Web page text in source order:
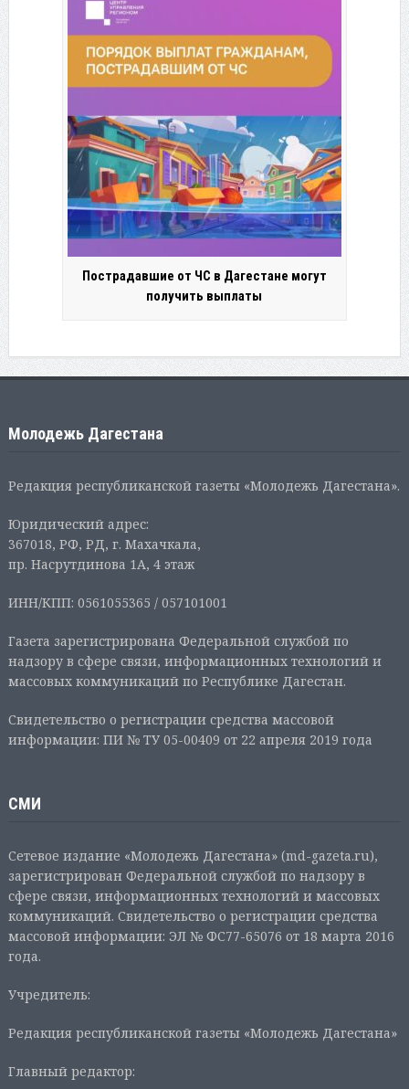
Пострадавшие от ЧС в Дагестане могут
получить выплаты
Молодежь Дагестана
Редакция республиканской газеты «Молодежь Дагестана».
Юридический адрес:
367018, РФ, РД, г. Махачкала,
пр. Насрутдинова 1А, 4 этаж
ИНН/КПП: 0561055365 / 057101001
Газета зарегистрирована Федеральной службой по
надзору в сфере связи, информационных технологий и
массовых коммуникаций по Республике Дагестан.
Свидетельство о регистрации средства массовой
информации: ПИ № ТУ 05-00409 от 22 апреля 2019 года
СМИ
Сетевое издание «Молодежь Дагестана» (md-gazeta.ru),
зарегистрирован Федеральной службой по надзору в
сфере связи, информационных технологий и массовых
коммуникаций. Свидетельство о регистрации средства
массовой информации: ЭЛ № ФС77-65076 от 18 марта 2016
года.
Учредитель:
Редакция республиканской газеты «Молодежь Дагестана»
Главный редактор: